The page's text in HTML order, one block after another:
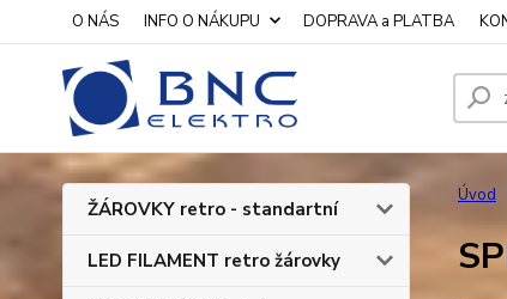
O NÁS INFO O NÁKUPU DOPRAVA a PLATBA
ŽÁROVKY retro - standartní
LED FILAMENT retro žárovky
Úvod